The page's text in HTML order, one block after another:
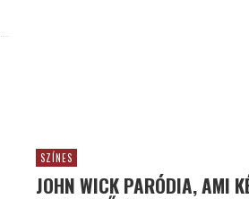
SZÍNES
JOHN WICK PARÓDIA, AMI